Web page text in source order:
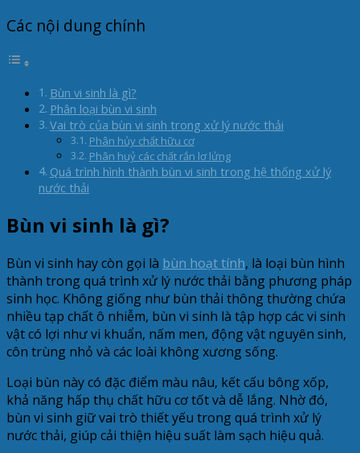
Các nội dung chính
Bùn vi sinh là gì?
Phân loại bùn vi sinh
Vai trò của bùn vi sinh trong xử lý nước thải
Phân hủy chất hữu cơ
Phân huỷ các chất rắn lơ lửng
Quá trình hình thành bùn vi sinh trong hệ thống xử lý
nước thải
Bùn vi sinh là gì?
Bùn vi sinh hay còn gọi là bùn hoạt tính, là loại bùn hình
thành trong quá trình xử lý nước thải bằng phương pháp
sinh học. Không giống như bùn thải thông thường chứa
nhiều tạp chất ô nhiễm, bùn vi sinh là tập hợp các vi sinh
vật có lợi như vi khuẩn, nấm men, động vật nguyên sinh,
côn trùng nhỏ và các loài không xương sống.
Loại bùn này có đặc điểm màu nâu, kết cấu bông xốp,
khả năng hấp thụ chất hữu cơ tốt và dễ lắng. Nhờ đó,
bùn vi sinh giữ vai trò thiết yếu trong quá trình xử lý
nước thải, giúp cải thiện hiệu suất làm sạch hiệu quả.